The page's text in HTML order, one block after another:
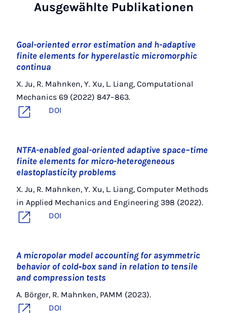
Ausgewählte Publikationen
Goal-oriented error estimation and h-adaptive
finite elements for hyperelastic micromorphic
continua
X. Ju, R. Mahnken, Y. Xu, L. Liang, Computational
Mechanics 69 (2022) 847–863.
DOI
NTFA-enabled goal-oriented adaptive space–time
finite elements for micro-heterogeneous
elastoplasticity problems
X. Ju, R. Mahnken, Y. Xu, L. Liang, Computer Methods
in Applied Mechanics and Engineering 398 (2022).
DOI
A micropolar model accounting for asymmetric
behavior of cold‐box sand in relation to tensile
and compression tests
A. Börger, R. Mahnken, PAMM (2023).
DOI